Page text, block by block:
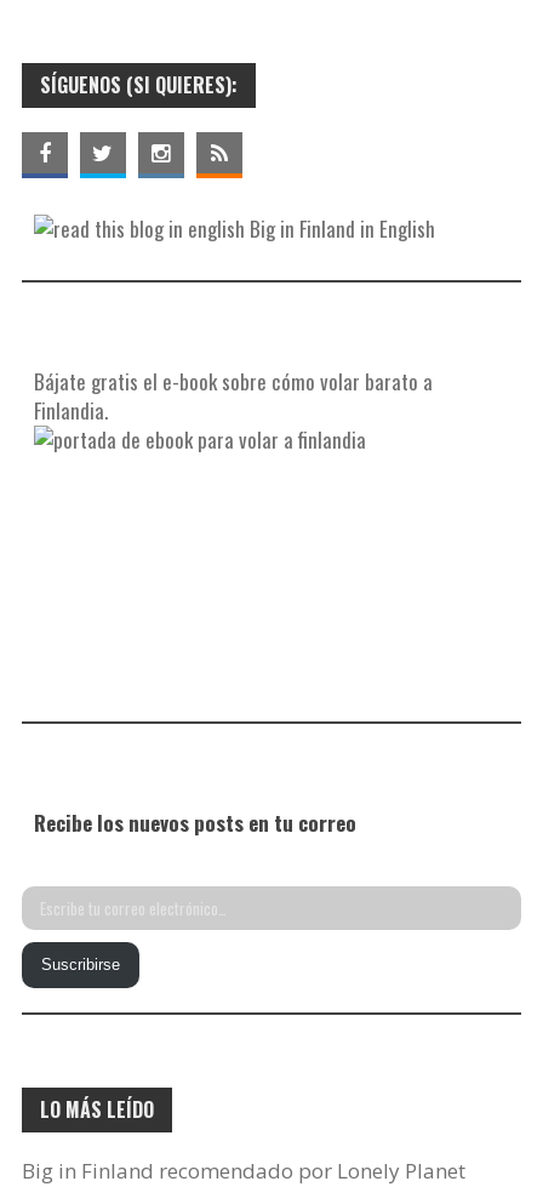
SÍGUENOS (SI QUIERES):
Big in Finland in English
Bájate gratis el e-book sobre cómo volar barato a
Finlandia.
Recibe los nuevos posts en tu correo
Escribe
tu
correo
electrónico…
Suscribirse
LO MÁS LEÍDO
Big in Finland recomendado por Lonely Planet